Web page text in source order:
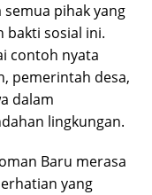
pihak yang
bakti sosial ini.
contoh nyata
pemerintah desa,
dalam
lingkungan.
Baru merasa
yang